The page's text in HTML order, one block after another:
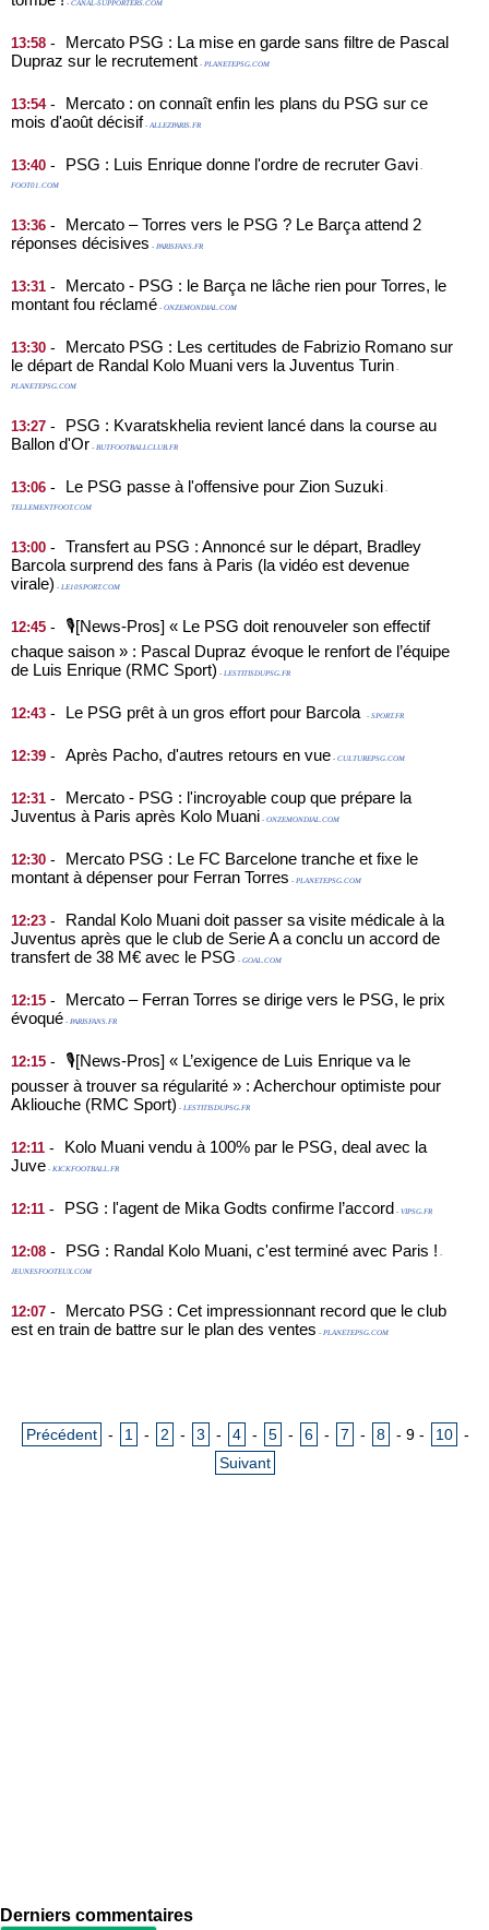
- CANAL-SUPPORTERS.COM
13:58 -
Mercato PSG : La mise en garde sans filtre de Pascal
Dupraz sur le recrutement - PLANETEPSG.COM
13:54-
Mercato : on connaît enfin les plans du PSG sur ce
mois d'août décisif - ALLEZPARIS.FR
13:40 - PSG : Luis Enrique donne l'ordre de recruter Gavi -
FOOT01.COM
13:36 -
Mercato – Torres vers le PSG ? Le Barça attend 2
réponses décisives - PARISFANS.FR
13:31 -
Mercato - PSG : le Barça ne lâche rien pour Torres, le
montant fou réclamé - ONZEMONDIAL.COM
13:30 -
Mercato PSG : Les certitudes de Fabrizio Romano sur
le départ de Randal Kolo Muani vers la Juventus Turin -
PLANETEPSG.COM
13:27 -
PSG : Kvaratskhelia revient lancé dans la course au
Ballon d'Or - BUTFOOTBALLCLUB.FR
13:06 - Le PSG passe à l'offensive pour Zion Suzuki -
TELLEMENTFOOT.COM
13:00 -
Transfert au PSG : Annoncé sur le départ, Bradley
Barcola surprend des fans à Paris (la vidéo est devenue
virale) - LE10SPORT.COM
12:45 -
🎙️[News-Pros] « Le PSG doit renouveler son effectif
chaque saison » : Pascal Dupraz évoque le renfort de l’équipe
de Luis Enrique (RMC Sport) - LESTITISDUPSG.FR
12:43 - Le PSG prêt à un gros effort pour Barcola - SPORT.FR
12:39 - Après Pacho, d'autres retours en vue - CULTUREPSG.COM
12:31 -
Mercato - PSG : l'incroyable coup que prépare la
Juventus à Paris après Kolo Muani - ONZEMONDIAL.COM
12:30 -
Mercato PSG : Le FC Barcelone tranche et fixe le
montant à dépenser pour Ferran Torres - PLANETEPSG.COM
12:23 -
Randal Kolo Muani doit passer sa visite médicale à la
Juventus après que le club de Serie A a conclu un accord de
transfert de 38 M€ avec le PSG - GOAL.COM
12:15 -
Mercato – Ferran Torres se dirige vers le PSG, le prix
évoqué - PARISFANS.FR
12:15 -
🎙️[News-Pros] « L’exigence de Luis Enrique va le
pousser à trouver sa régularité » : Acherchour optimiste pour
Akliouche (RMC Sport) - LESTITISDUPSG.FR
12:11 -
Kolo Muani vendu à 100% par le PSG, deal avec la
Juve - KICKFOOTBALL.FR
12:11 - PSG : l'agent de Mika Godts confirme l’accord - VIPSG.FR
12:08 - PSG : Randal Kolo Muani, c'est terminé avec Paris ! -
JEUNESFOOTEUX.COM
12:07 -
Mercato PSG : Cet impressionnant record que le club
est en train de battre sur le plan des ventes - PLANETEPSG.COM
Précédent - 1 - 2 - 3 - 4 - 5 - 6 - 7 - 8 - 9 - 10
-
Suivant
Derniers commentaires